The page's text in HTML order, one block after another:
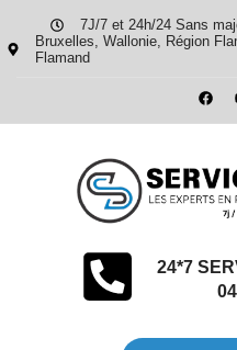
7J/7 et 24h/24 Sans
Bruxelles, Wallonie, Région
Flamand
24*7